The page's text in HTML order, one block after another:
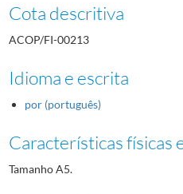
Cota descritiva
ACOP/FI-00213
Idioma e escrita
por (português)
Características físicas
Tamanho A5.